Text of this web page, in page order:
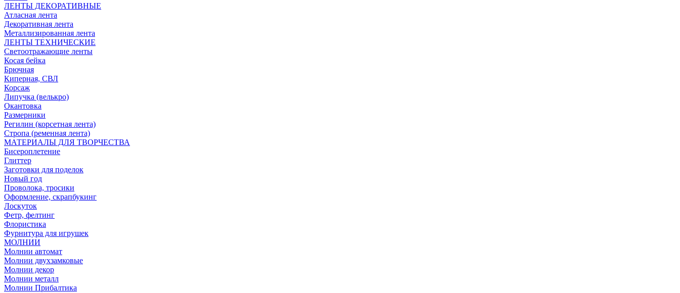
ЛЕНТЫ ДЕКОРАТИВНЫЕ
Атласная лента
Декоративная лента
Металлизированная лента
ЛЕНТЫ ТЕХНИЧЕСКИЕ
Светоотражающие ленты
Косая бейка
Брючная
Киперная, СВЛ
Корсаж
Липучка (велькро)
Окантовка
Размерники
Регилин (корсетная лента)
Стропа (ременная лента)
МАТЕРИАЛЫ ДЛЯ ТВОРЧЕСТВА
Бисероплетение
Глиттер
Заготовки для поделок
Новый год
Проволока, тросики
Оформление, скрапбукинг
Лоскуток
Фетр, фелтинг
Флористика
Фурнитура для игрушек
МОЛНИИ
Молнии автомат
Молнии двухзамковые
Молнии декор
Молнии металл
Молнии Прибалтика